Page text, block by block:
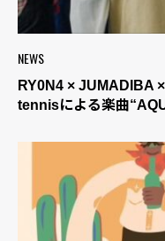
NEWS
RY0N4 × JUMADIBA
tennisによる楽曲